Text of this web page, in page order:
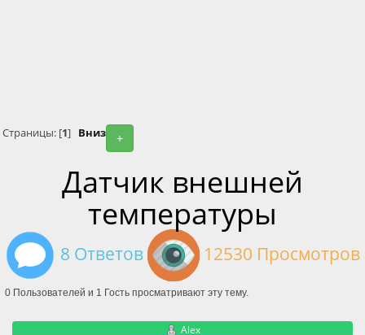
+
Страницы: [1] Вниз
Датчик внешней
температуры
8 Ответов 12530 Просмотров
0 Пользователей и 1 Гость просматривают эту тему.
Alex